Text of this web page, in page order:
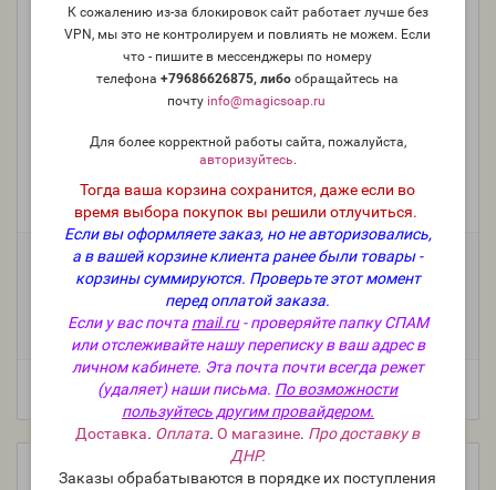
К сожалению из-за блокировок сайт работает лучше без
VPN, мы это не контролируем и повлиять не можем. Если
что - пишите в мессенджеры по номеру
телефона+79686626875, либообращайтесь на
почту info@magicsoap.ru
Для более корректной работы сайта, пожалуйста,
авторизуйтесь.
Тогда ваша корзина сохранится, даже если во
время выбора покупок вы решили отлучиться.
Если вы оформляете заказ, но не авторизовались,
а в вашей корзине клиента ранее были товары -
корзины суммируются. Проверьте этот момент
перед оплатой заказа.
Если у вас почта mail.ru- проверяйте папку СПАМ
или отслеживайте нашу переписку в ваш адрес в
личном кабинете. Эта почта почти всегда режет
(удаляет) наши письма. По возможности
пользуйтесь другим провайдером.
Доставка. Оплата.О магазине. Про доставку в
ДНР.
Заказы обрабатываются в порядке их поступления
отдушек
Производитель: Франция
Модель: O-601-FR
Фасовка:
+1 352 руб. +744 руб. 25 г +409 руб.
5 мл (пробник) +126 руб.